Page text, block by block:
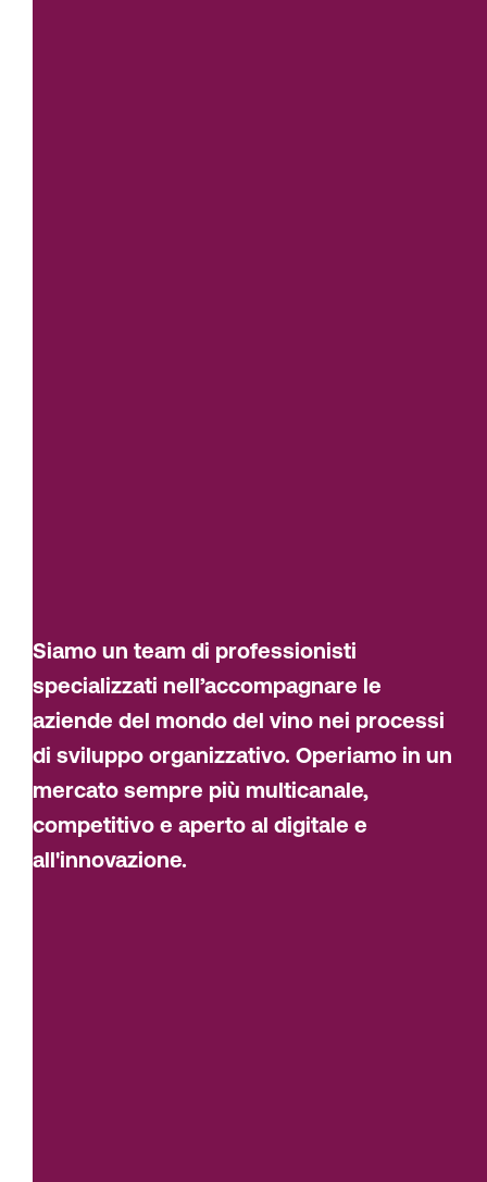
Siamo un team di professionisti
specializzati nell’accompagnare le
aziende del mondo del vino nei processi
di sviluppo organizzativo. Operiamo in un
mercato sempre più multicanale,
competitivo e aperto al digitale e
all'innovazione.